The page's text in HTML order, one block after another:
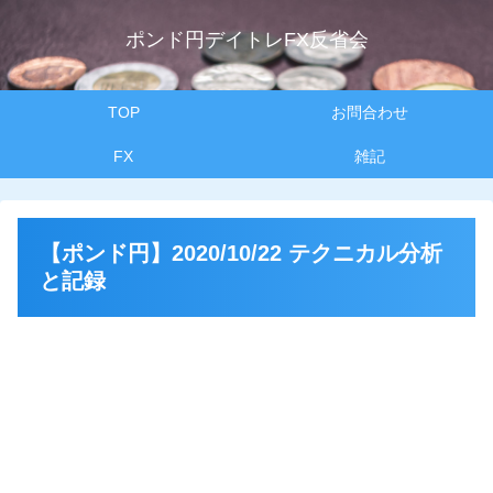
ポンド円デイトレFX反省会
TOP お問合わせ
FX 雑記
【ポンド円】2020/10/22 テクニカル分析
と記録